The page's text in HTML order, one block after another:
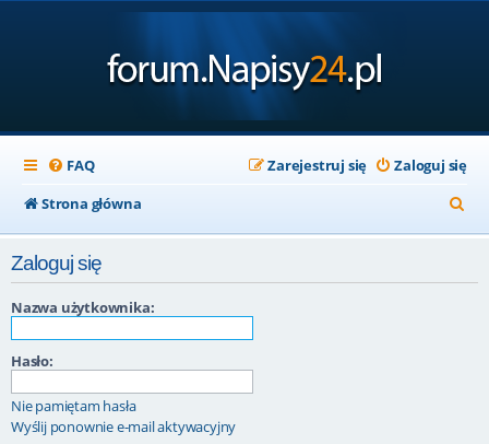
FAQ Zaloguj się
Zarejestruj się
Strona główna
z
Zaloguj się
Nazwa użytkownika:
Hasło:
Nie pamiętam hasła
Wyślij ponownie e-mail aktywacyjny